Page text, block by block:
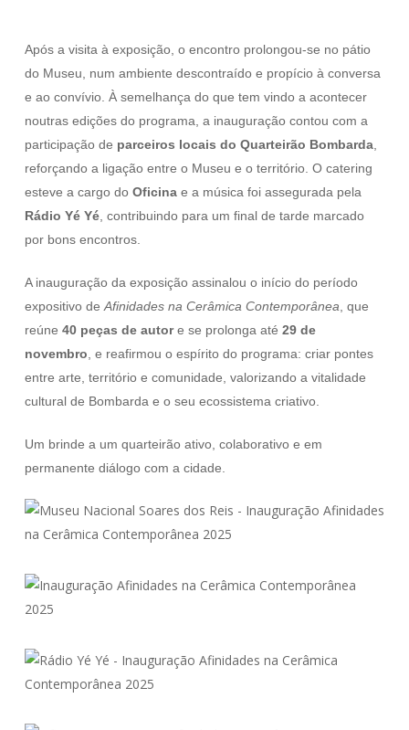
Após a visita à exposição, o encontro prolongou-se no pátio
do Museu, num ambiente descontraído e propício à conversa
e ao convívio. À semelhança do que tem vindo a acontecer
noutras edições do programa, a inauguração contou com a
participação de parceiros locais do Quarteirão Bombarda,
reforçando a ligação entre o Museu e o território. O catering
esteve a cargo do Oficinae a música foi assegurada pela
Rádio Yé Yé, contribuindo para um final de tarde marcado
por bons encontros.
A inauguração da exposição assinalou o início do período
expositivo de Afinidades na Cerâmica Contemporânea , que
reúne 40 peças de autore se prolonga até 29 de
novembro , e reafirmou o espírito do programa: criar pontes
entre arte, território e comunidade, valorizando a vitalidade
cultural de Bombarda e o seu ecossistema criativo.
Um brinde a um quarteirão ativo, colaborativo e em
permanente diálogo com a cidade.